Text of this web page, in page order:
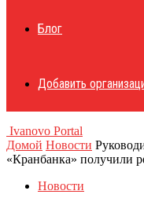
Блог
Добавить
Ivanovo Portal
Домой Новости
«Кранбанка» получили
Новости